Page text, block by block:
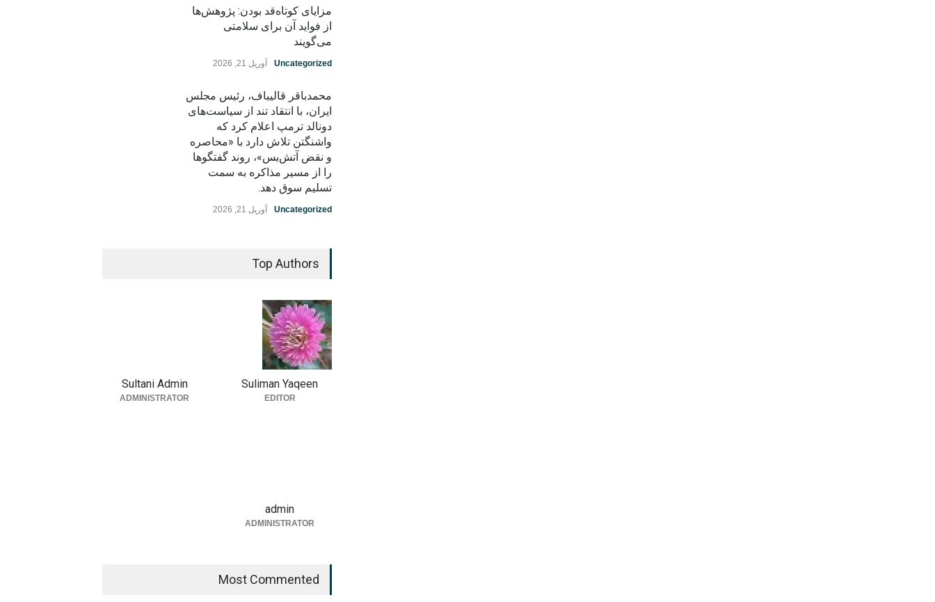
مزایای کوتاه‌قد بودن: پژوهش‌ها
از فواید آن برای سلامتی
می‌گویند
Uncategorized آوریل 21, 2026
محمدباقر قالیباف، رئیس مجلس
ایران، با انتقاد تند از سیاست‌های
دونالد ترمپ اعلام کرد که
واشنگتن تلاش دارد با «محاصره
و نقض آتش‌بس»، روند گفتگوها
را از مسیر مذاکره به سمت
تسلیم سوق دهد.
Uncategorized آوریل 21, 2026
Top Authors
Suliman Yaqeen
EDITOR
Sultani Admin
ADMINISTRATOR
admin
ADMINISTRATOR
Most Commented